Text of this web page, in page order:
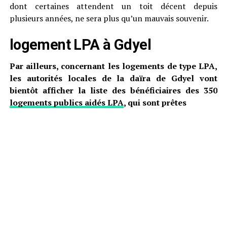
dont certaines attendent un toit décent depuis
plusieurs années, ne sera plus qu’un mauvais souvenir.
logement LPA à Gdyel
Par ailleurs, concernant les logements de type LPA,
les autorités locales de la daïra de Gdyel vont
bientôt afficher la liste des bénéficiaires des 350
logements publics aidés LPA, qui sont prêtes